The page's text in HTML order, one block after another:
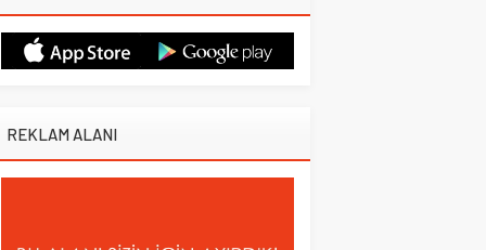
13.779,39
DOLAR
REKLAM ALANI